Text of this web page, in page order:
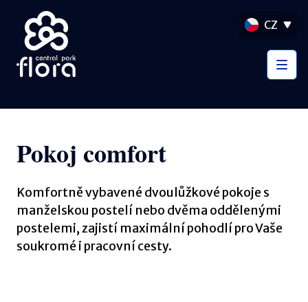
CZ
Pokoj comfort
Komfortně vybavené dvoulůžkové pokoje s
manželskou postelí nebo dvěma oddělenými
postelemi, zajistí maximální pohodlí pro Vaše
soukromé i pracovní cesty.